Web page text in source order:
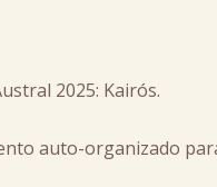
2025: Kairós.
auto-organizado